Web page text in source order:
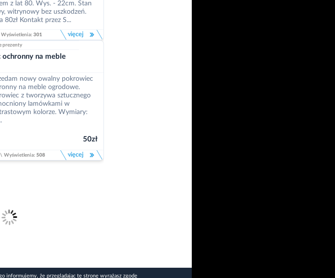
z lat 80. Wys. - 22cm. Stan
witrynowy bez uszkodzeń.
80zł Kontakt przez S...
Wyświetlenia: 301 więcej
prezenty
na meble
nowy owalny pokrowiec
na meble ogrodowe.
z tworzywa sztucznego
lamówkami w
kolorze. Wymiary:
50zł
\ Wyświetlenia: 508 więcej
informujemy, że przeglądając tę stronę wyrażasz zgodę